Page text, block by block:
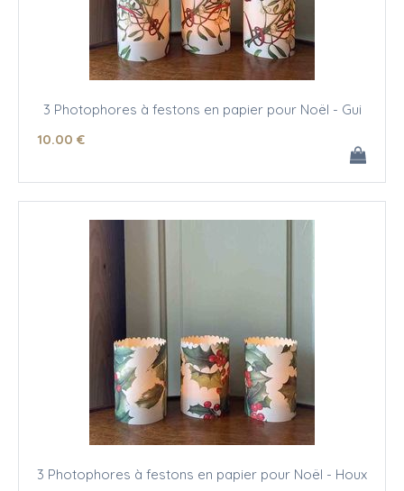
3 Photophores à festons en papier pour Noël - Gui
10.00 €
3 Photophores à festons en papier pour Noël - Houx